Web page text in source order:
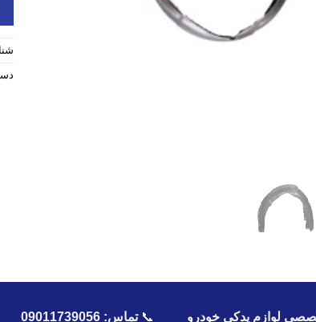
لوازم یدکی خودرو 📞تماس: 09011739056